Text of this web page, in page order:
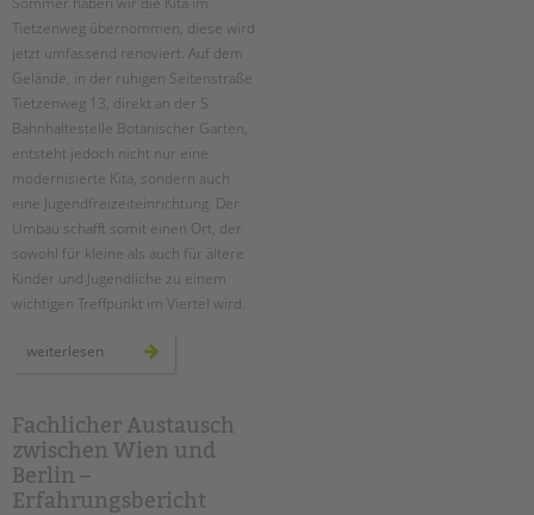
Tietzenweg übernommen, diese wird
jetzt umfassend renoviert. Auf dem
Gelände, in der ruhigen Seitenstraße
Tietzenweg 13, direkt an der S
Bahnhaltestelle Botanischer Garten,
entsteht jedoch nicht nur eine
modernisierte Kita, sondern auch
eine Jugendfreizeiteinrichtung. Der
Umbau schafft somit einen Ort, der
sowohl für kleine als auch für ältere
Kinder und Jugendliche zu einem
wichtigen Treffpunkt im Viertel wird.
weiterlesen
die
kita
tietzenweg
in
zehlendorf
Fachlicher Austausch
zwischen Wien und
Berlin –
Erfahrungsbericht